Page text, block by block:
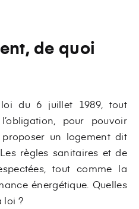
de quoi
du 6 juillet 1989, tout
pour pouvoir
un logement dit
règles sanitaires et de
tout comme la
énergétique. Quelles
loi ?